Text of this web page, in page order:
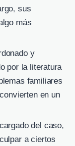
sus
más
y
por la literatura
familiares
en un
del caso,
a ciertos